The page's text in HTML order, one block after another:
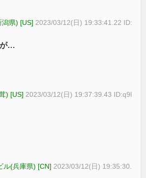
県) [US] 2023/03/12(日) 19:33:41.22 ID:
が…
) [US] 2023/03/12(日) 19:37:39.43 ID:q9l
ル(兵庫県) [CN] 2023/03/12(日) 19:35:30.